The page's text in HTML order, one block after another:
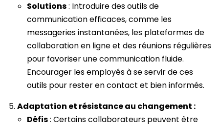
Solutions: Introduire des outils de
communication efficaces, comme les
messageries instantanées, les plateformes de
collaboration en ligne et des réunions régulières
pour favoriser une communication fluide.
Encourager les employés à se servir de ces
outils pour rester en contact et bien informés.
Adaptation et résistance au changement :
Défis: Certains collaborateurs peuvent être